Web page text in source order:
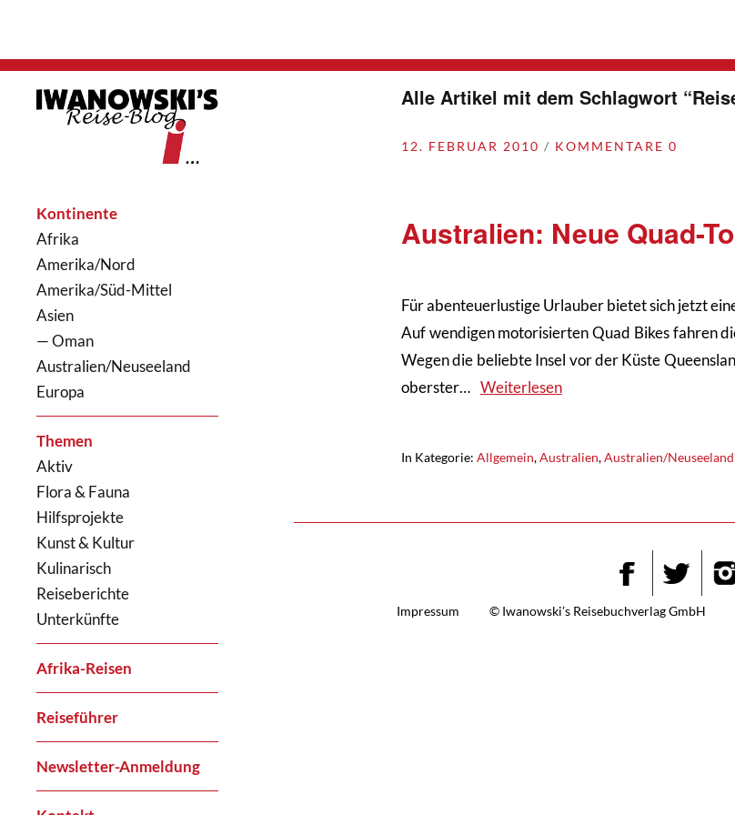
Kontinente
Afrika
Amerika/Nord
Amerika/Süd-Mittel
Asien
— Oman
Australien/Neuseeland
Europa
Themen
Aktiv
Flora & Fauna
Hilfsprojekte
Kunst & Kultur
Kulinarisch
Reiseberichte
Unterkünfte
Afrika-Reisen
Reiseführer
Newsletter-Anmeldung
Alle Artikel mit dem Schlagwort “
12. FEBRUAR 2010 KOMMENTARE 0
Australien: Neue Quad-
Für abenteuerlustige Urlauber bietet sich jetzt
Auf wendigen motorisierten Quad Bikes fahren
Wegen die beliebte Insel vor der Küste
oberster… Weiterlesen
In Kategorie: Allgemein,Australien,Australien/Neuseeland
Twitter
Impressum © Iwanowski’s Reisebuchverlag GmbH